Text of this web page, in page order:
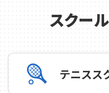
2026.06.28 テニ
2026.06.18
新しいWEBチラシを
スクー
テニスス